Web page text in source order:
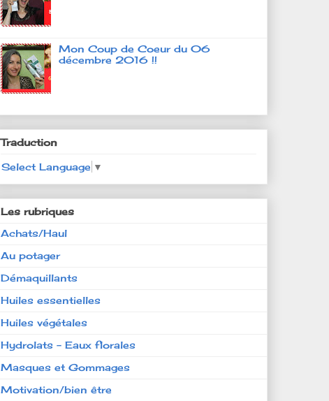
Mon Coup de Coeur du 06
décembre 2016 !!
Traduction
Select Language ▼
Les rubriques
Achats/Haul
Au potager
Démaquillants
Huiles essentielles
Huiles végétales
Hydrolats - Eaux florales
Masques et Gommages
Motivation/bien être